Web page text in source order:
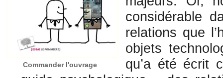
Commander l'ouvrage
considérable
relations que
objets
qu’a été écrit